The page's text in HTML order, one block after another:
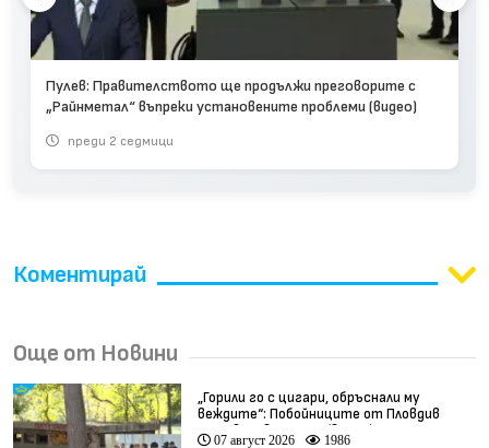
Пулев: Правителството ще продължи преговорите с
„Райнметал“ въпреки установените проблеми (видео)
преди 2 седмици
Коментирай
Още от Новини
„Горили го с цигари, обръснали му
веждите“: Побойниците от Пловдив
остават в ареста (видео)
07 август 2026 1986